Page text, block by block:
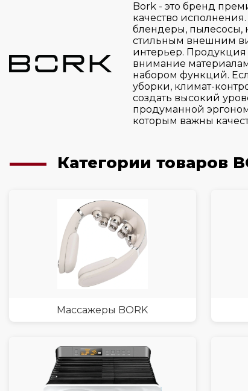
Bork - это бренд
качество
блендеры, пылесосы,
стильным внешним
интерьер. Продукция
внимание
набором функций.
уборки, климат-
создать высокий
продуманной
которым важны
Категории товаров
Массажеры BORK